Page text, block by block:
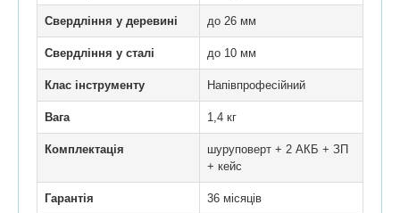
Свердління у деревині до 26 мм
Свердління у сталі до 10 мм
Клас інструменту Напівпрофесійний
Вага 1,4 кг
Комплектація
шуруповерт + 2 АКБ + ЗП
+ кейс
Гарантія 36 місяців